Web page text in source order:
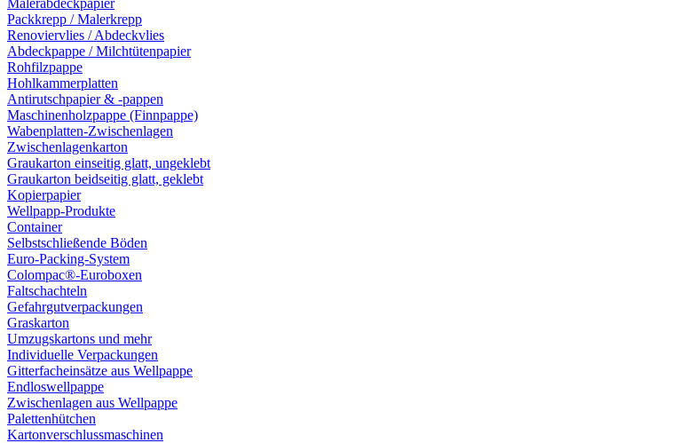
Malerabdeckpapier
Packkrepp / Malerkrepp
Renoviervlies / Abdeckvlies
Abdeckpappe / Milchtütenpapier
Rohfilzpappe
Hohlkammerplatten
Antirutschpapier & -pappen
Maschinenholzpappe (Finnpappe)
Wabenplatten-Zwischenlagen
Zwischenlagenkarton
Graukarton einseitig glatt, ungeklebt
Graukarton beidseitig glatt, geklebt
Kopierpapier
Wellpapp-Produkte
Container
Selbstschließende Böden
Euro-Packing-System
Colompac®-Euroboxen
Faltschachteln
Gefahrgutverpackungen
Graskarton
Umzugskartons und mehr
Individuelle Verpackungen
Gitterfacheinsätze aus Wellpappe
Endloswellpappe
Zwischenlagen aus Wellpappe
Palettenhütchen
Kartonverschlussmaschinen